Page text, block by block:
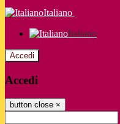
Italiano
Italiano
Accedi
Accedi
button close ×